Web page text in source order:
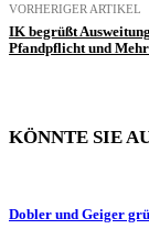
VORHERIGER ARTIKEL
IK begrüßt
Pfandpflicht und
KÖNNTE SIE
Dobler und Geiger